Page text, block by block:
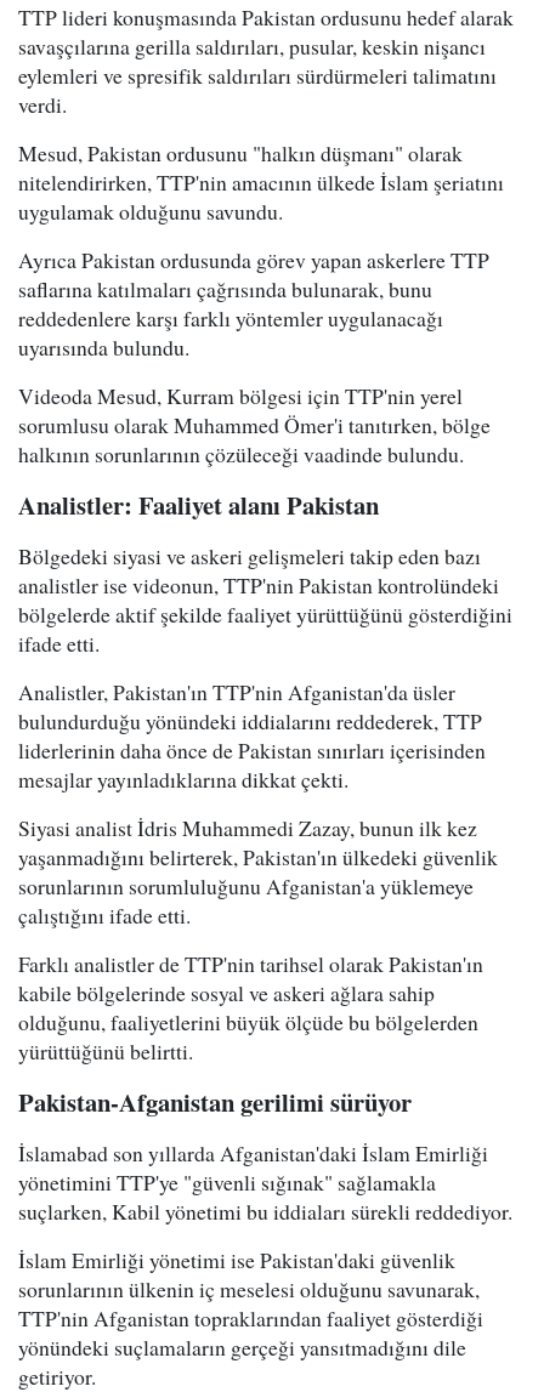
TTP lideri konuşmasında Pakistan ordusunu hedef alarak
savaşçılarına gerilla saldırıları, pusular, keskin nişancı
eylemleri ve spresifik saldırıları sürdürmeleri talimatını
verdi.
Mesud, Pakistan ordusunu "halkın düşmanı" olarak
nitelendirirken, TTP'nin amacının ülkede İslam şeriatını
uygulamak olduğunu savundu.
Ayrıca Pakistan ordusunda görev yapan askerlere TTP
saflarına katılmaları çağrısında bulunarak, bunu
reddedenlere karşı farklı yöntemler uygulanacağı
uyarısında bulundu.
Videoda Mesud, Kurram bölgesi için TTP'nin yerel
sorumlusu olarak Muhammed Ömer'i tanıtırken, bölge
halkının sorunlarının çözüleceği vaadinde bulundu.
Analistler: Faaliyet alanı Pakistan
Bölgedeki siyasi ve askeri gelişmeleri takip eden bazı
analistler ise videonun, TTP'nin Pakistan kontrolündeki
bölgelerde aktif şekilde faaliyet yürüttüğünü gösterdiğini
ifade etti.
Analistler, Pakistan'ın TTP'nin Afganistan'da üsler
bulundurduğu yönündeki iddialarını reddederek, TTP
liderlerinin daha önce de Pakistan sınırları içerisinden
mesajlar yayınladıklarına dikkat çekti.
Siyasi analist İdris Muhammedi Zazay, bunun ilk kez
yaşanmadığını belirterek, Pakistan'ın ülkedeki güvenlik
sorunlarının sorumluluğunu Afganistan'a yüklemeye
çalıştığını ifade etti.
Farklı analistler de TTP'nin tarihsel olarak Pakistan'ın
kabile bölgelerinde sosyal ve askeri ağlara sahip
olduğunu, faaliyetlerini büyük ölçüde bu bölgelerden
yürüttüğünü belirtti.
Pakistan-Afganistan gerilimi sürüyor
İslamabad son yıllarda Afganistan'daki İslam Emirliği
yönetimini TTP'ye "güvenli sığınak" sağlamakla
suçlarken, Kabil yönetimi bu iddiaları sürekli reddediyor.
İslam Emirliği yönetimi ise Pakistan'daki güvenlik
sorunlarının ülkenin iç meselesi olduğunu savunarak,
TTP'nin Afganistan topraklarından faaliyet gösterdiği
yönündeki suçlamaların gerçeği yansıtmadığını dile
getiriyor.